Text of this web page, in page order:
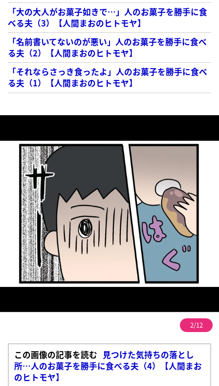
「大の大人がお菓子如きで…」人のお菓子を勝手に食
べる夫（3）【人間まおのヒトモヤ】
「名前書いてないのが悪い」人のお菓子を勝手に食べ
る夫（2）【人間まおのヒトモヤ】
「それならさっき食ったよ」人のお菓子を勝手に食べ
る夫（1）【人間まおのヒトモヤ】
2/12
この画像の記事を読む 見つけた気持ちの落とし
所…人のお菓子を勝手に食べる夫（4）【人間まお
のヒトモヤ】